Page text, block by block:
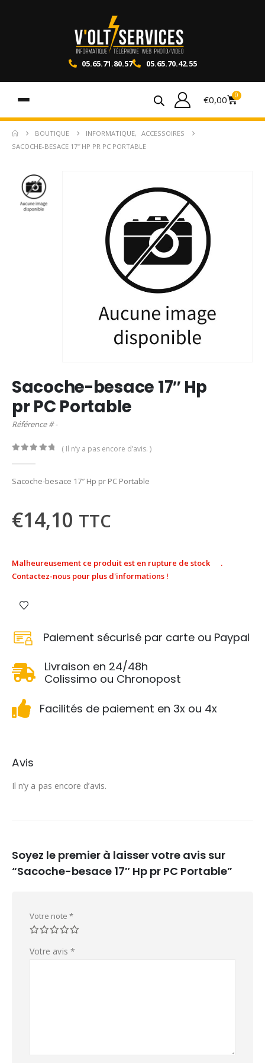
05.65.71.80.57 05.65.70.42.55
€0,00 0
BOUTIQUE INFORMATIQUE,
ACCESSOIRES
SACOCHE-BESACE 17″ HP PR PC PORTABLE
Sacoche-besace 17″ Hp
pr PC Portable
Référence # -
( Il n’y a pas encore d’avis. )
Sacoche-besace 17″ Hp pr PC Portable
€14,10 TTC
Malheureusement ce produit est en rupture de stock
.
Contactez-nous pour plus d'informations !
Paiement sécurisé par carte ou Paypal
Livraison en 24/48h
Colissimo ou Chronopost
Facilités de paiement en 3x ou 4x
Avis